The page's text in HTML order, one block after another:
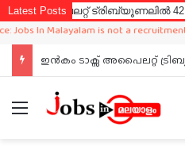
Latest Postsട്രിബ്യൂണലിൽ 42 ഒഴിവ്
In Malayalam is not a recruitment
ഇൻകം ടാക്സ് അപൈലറ്റ്
Menu